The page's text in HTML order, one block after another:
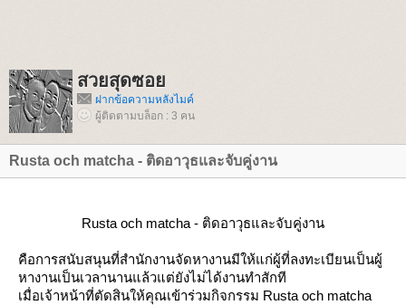
สวยสุดซอ
ฝากข้อความหลังไมค์
ผู้ติดตามบล็อก : 3 คน
Rusta och matcha - ติดอาวุธและจับคู่งาน
Rusta och matcha - ติดอาวุธและจับคู่งาน
คือการสนับสนุนที่สำนักงานจัดหางานมีให้แก่ผู้ที่ลงทะเบียนเป็นผู้
หางานเป็นเวลานานแล้วแต่ยังไม่ได้งานทำสักที
เมื่อเจ้าหน้าที่ตัดสินให้คุณเข้าร่วมกิจกรรม Rusta och matcha